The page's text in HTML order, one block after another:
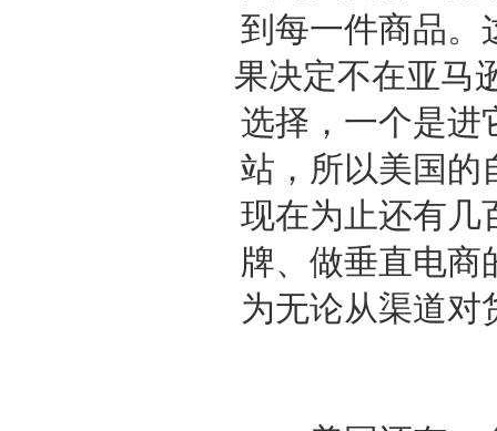
到每一件商品。
果决定不在亚马
选择，一个是进
站，所以美国的
现在为止还有几
牌、做垂直电商
为无论从渠道对